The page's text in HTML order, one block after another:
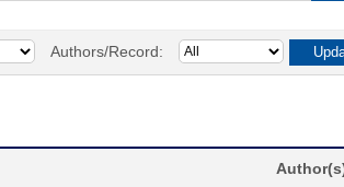
Authors/Record: